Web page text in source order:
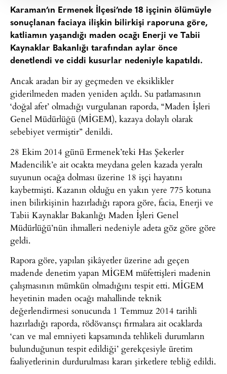
Karaman’ın Ermenek İlçesi’nde 18 işçinin ölümüyle
sonuçlanan faciaya ilişkin bilirkişi raporuna göre,
katliamın yaşandığı maden ocağı Enerji ve Tabii
Kaynaklar Bakanlığı tarafından aylar önce
denetlendi ve ciddi kusurlar nedeniyle kapatıldı.
Ancak aradan bir ay geçmeden ve eksiklikler
giderilmeden maden yeniden açıldı. Su patlamasının
‘doğal afet’ olmadığı vurgulanan raporda, “Maden İşleri
Genel Müdürlüğü (MİGEM), kazaya dolaylı olarak
sebebiyet vermiştir” denildi.
28 Ekim 2014 günü Ermenek’teki Has Şekerler
Madencilik’e ait ocakta meydana gelen kazada yeraltı
suyunun ocağa dolması üzerine 18 işçi hayatını
kaybetmişti. Kazanın olduğu en yakın yere 775 kotuna
inen bilirkişinin hazırladığı rapora göre, facia, Enerji ve
Tabii Kaynaklar Bakanlığı Maden İşleri Genel
Müdürlüğü’nün ihmalleri nedeniyle adeta göz göre göre
geldi.
Rapora göre, yapılan şikâyetler üzerine adı geçen
madende denetim yapan MİGEM müfettişleri madenin
çalışmasının mümkün olmadığını tespit etti. MİGEM
heyetinin maden ocağı mahallinde teknik
değerlendirmesi sonucunda 1 Temmuz 2014 tarihli
hazırladığı raporda, rödövansçı firmalara ait ocaklarda
‘can ve mal emniyeti kapsamında tehlikeli durumların
bulunduğunun tespit edildiği’ gerekçesiyle üretim
faaliyetlerinin durdurulması kararı şirketlere tebliğ edildi.